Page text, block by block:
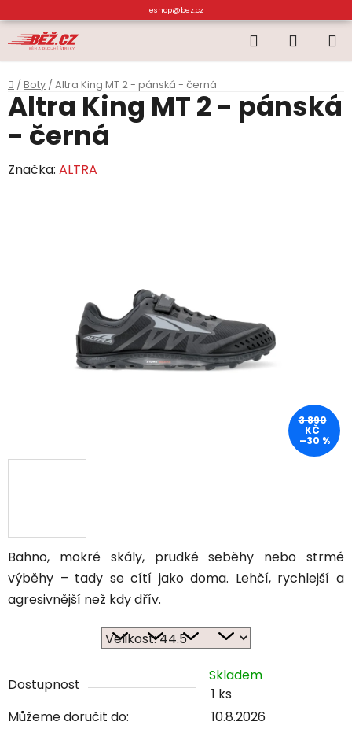
na
obsah
eshop@bez.cz
Hledat
KOŠÍK
Domů
/ Boty / Altra King MT 2 - pánská - černá
Bahno, mokré skály, prudké seběhy nebo strmé
výběhy – tady se cítí jako doma. Lehčí, rychlejší a
agresivnější než kdy dřív.
Dostupnost
Skladem
1 ks
Můžeme doručit do:
10.8.2026
Altra King MT 2 - pánská
- černá
Značka: ALTRA
3 890
KČ
–30 %